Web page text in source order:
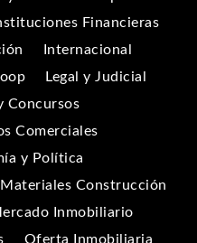
Financieras
Internacional
Legal y Judicial
Concursos
Comerciales
y Política
Materiales Construcción
Inmobiliario
Oferta Inmobiliaria